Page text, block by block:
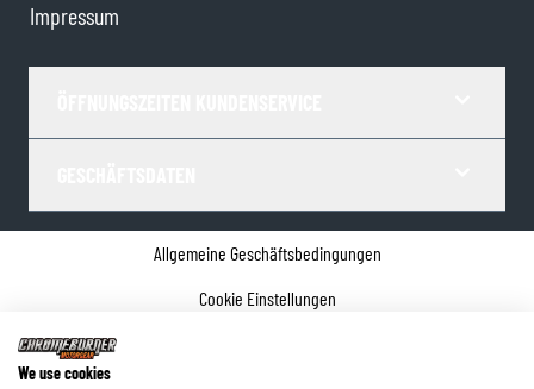
Impressum
Allgemeine Geschäftsbedingungen
Cookie Einstellungen
We use cookies